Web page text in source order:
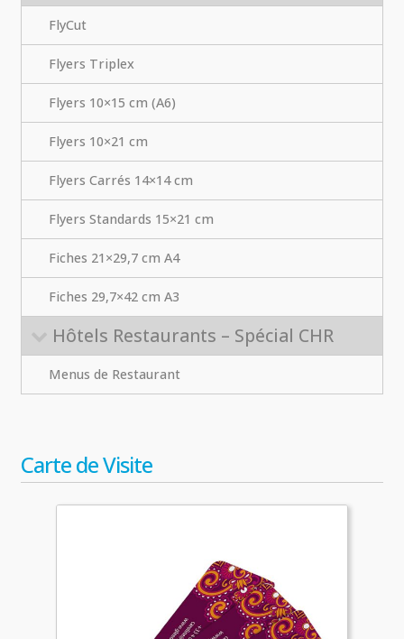
FlyCut
Flyers Triplex
Flyers 10×15 cm (A6)
Flyers 10×21 cm
Flyers Carrés 14×14 cm
Flyers Standards 15×21 cm
Fiches 21×29,7 cm A4
Fiches 29,7×42 cm A3
Hôtels Restaurants – Spécial CHR
Menus de Restaurant
Carte de Visite